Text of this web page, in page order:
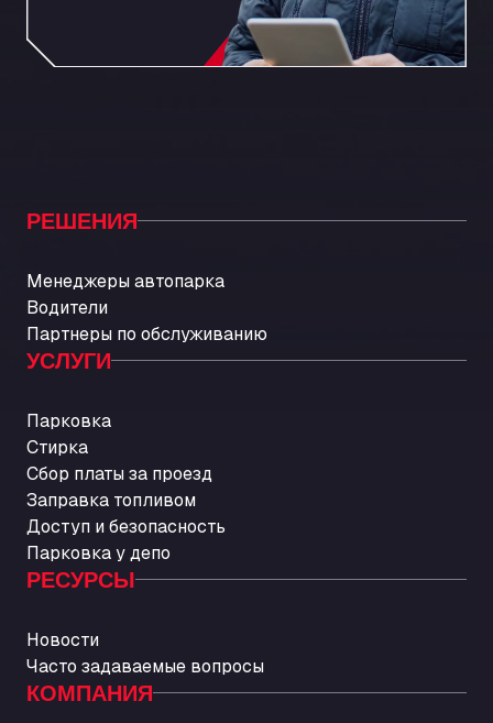
РЕШЕНИЯ
Менеджеры автопарка
Водители
Партнеры по обслуживанию
УСЛУГИ
Парковка
Стирка
Сбор платы за проезд
Заправка топливом
Доступ и безопасность
Парковка у депо
РЕСУРСЫ
Новости
Часто задаваемые вопросы
КОМПАНИЯ